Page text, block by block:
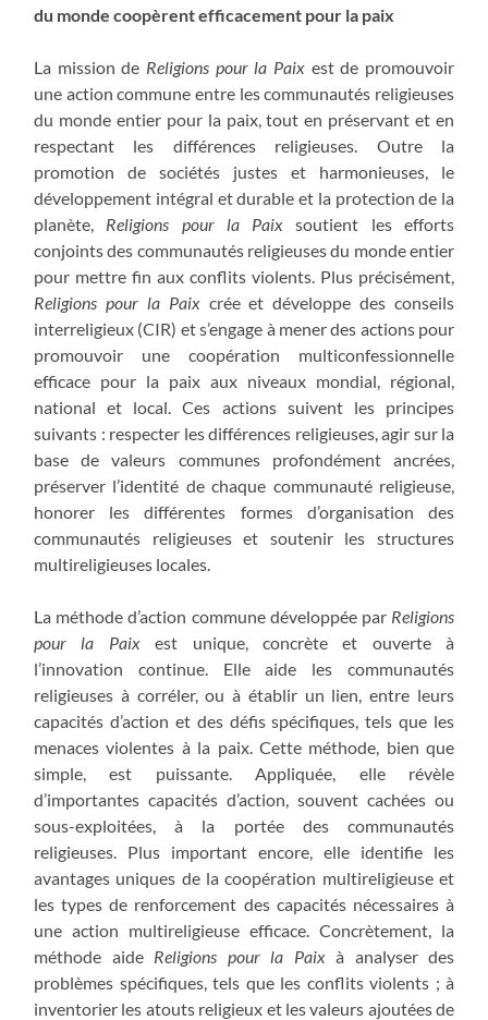
du monde coopèrent efficacement pour la paix
La mission de Religions pour la Paix est de promouvoir
une action commune entre les communautés religieuses
du monde entier pour la paix, tout en préservant et en
respectant les différences religieuses. Outre la
promotion de sociétés justes et harmonieuses, le
développement intégral et durable et la protection de la
planète, Religions pour la Paix soutient les efforts
conjoints des communautés religieuses du monde entier
pour mettre fin aux conflits violents. Plus précisément,
Religions pour la Paixcrée et développe des conseils
interreligieux (CIR) et s’engage à mener des actions pour
promouvoir une coopération multiconfessionnelle
efficace pour la paix aux niveaux mondial, régional,
national et local. Ces actions suivent les principes
suivants : respecter les différences religieuses, agir sur la
base de valeurs communes profondément ancrées,
préserver l’identité de chaque communauté religieuse,
honorer les différentes formes d’organisation des
communautés religieuses et soutenir les structures
multireligieuses locales.
La méthode d’action commune développée par Religions
pour la Paixest unique, concrète et ouverte à
l’innovation continue. Elle aide les communautés
religieuses à corréler, ou à établir un lien, entre leurs
capacités d’action et des défis spécifiques, tels que les
menaces violentes à la paix. Cette méthode, bien que
simple, est puissante. Appliquée, elle révèle
d’importantes capacités d’action, souvent cachées ou
sous-exploitées, à la portée des communautés
religieuses. Plus important encore, elle identifie les
avantages uniques de la coopération multireligieuse et
les types de renforcement des capacités nécessaires à
une action multireligieuse efficace. Concrètement, la
méthode aide Religions pour la Paixà analyser des
problèmes spécifiques, tels que les conflits violents ; à
inventorier les atouts religieux et les valeurs ajoutées de